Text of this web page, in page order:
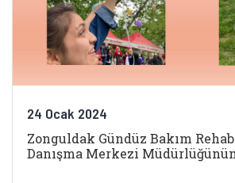
24 Ocak 2024
Zonguldak Gündüz Bakım
Danışma Merkezi